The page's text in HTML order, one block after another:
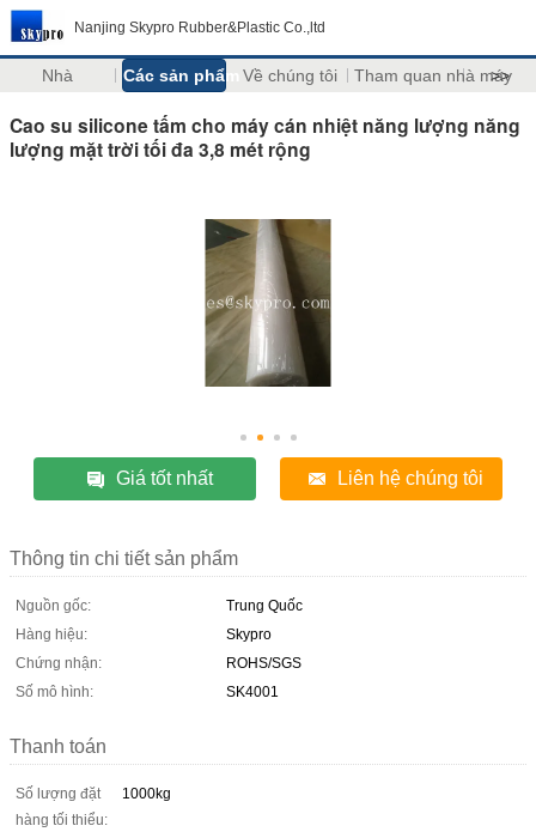
Nanjing Skypro Rubber&Plastic Co.,ltd
Nhà Các sản phẩm Về chúng tôi Tham quan nhà máy
>>
Cao su silicone tấm cho máy cán nhiệt năng lượng năng
lượng mặt trời tối đa 3,8 mét rộng
Giá tốt nhất Liên hệ chúng tôi
Thông tin chi tiết sản phẩm
Nguồn gốc:
Trung Quốc
Hàng hiệu:
Skypro
Chứng nhận:
ROHS/SGS
Số mô hình:
SK4001
Thanh toán
Số lượng đặt
hàng tối thiểu:
1000kg